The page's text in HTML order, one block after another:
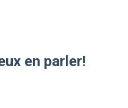
en parler!